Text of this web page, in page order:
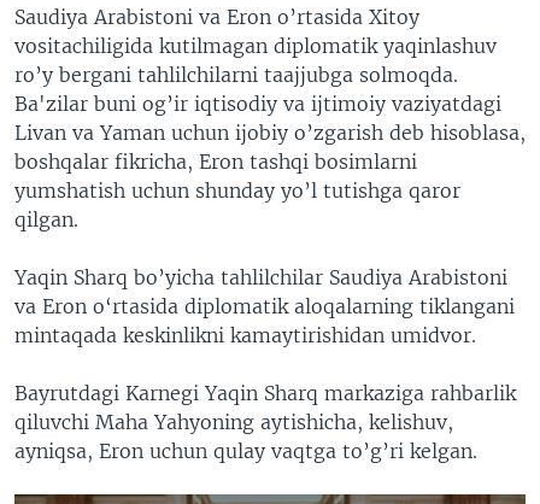
Saudiya Arabistoni va Eron o’rtasida Xitoy
vositachiligida kutilmagan diplomatik yaqinlashuv
ro’y bergani tahlilchilarni taajjubga solmoqda.
Ba'zilar buni og’ir iqtisodiy va ijtimoiy vaziyatdagi
Livan va Yaman uchun ijobiy o’zgarish deb hisoblasa,
boshqalar fikricha, Eron tashqi bosimlarni
yumshatish uchun shunday yo’l tutishga qaror
qilgan.
Yaqin Sharq bo’yicha tahlilchilar Saudiya Arabistoni
va Eron o‘rtasida diplomatik aloqalarning tiklangani
mintaqada keskinlikni kamaytirishidan umidvor.
Bayrutdagi Karnegi Yaqin Sharq markaziga rahbarlik
qiluvchi Maha Yahyoning aytishicha, kelishuv,
ayniqsa, Eron uchun qulay vaqtga to’g’ri kelgan.